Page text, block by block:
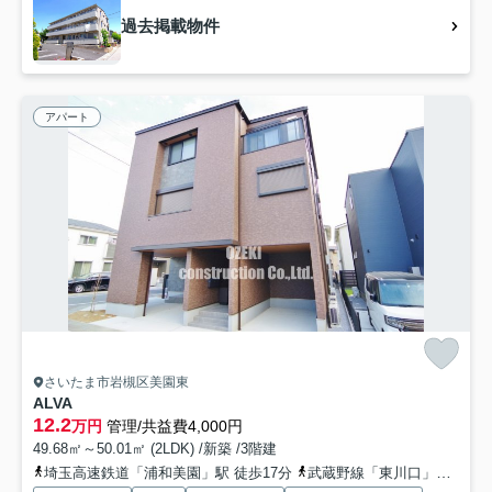
過去掲載物件
アパート
さいたま市岩槻区美園東
ALVA
12.2万円 管理/共益費4,000円
49.68㎡～50.01㎡ (2LDK) /新築 /3階建
埼玉高速鉄道「浦和美園」駅 徒歩17分
武蔵野線「東川口」駅 徒歩48分